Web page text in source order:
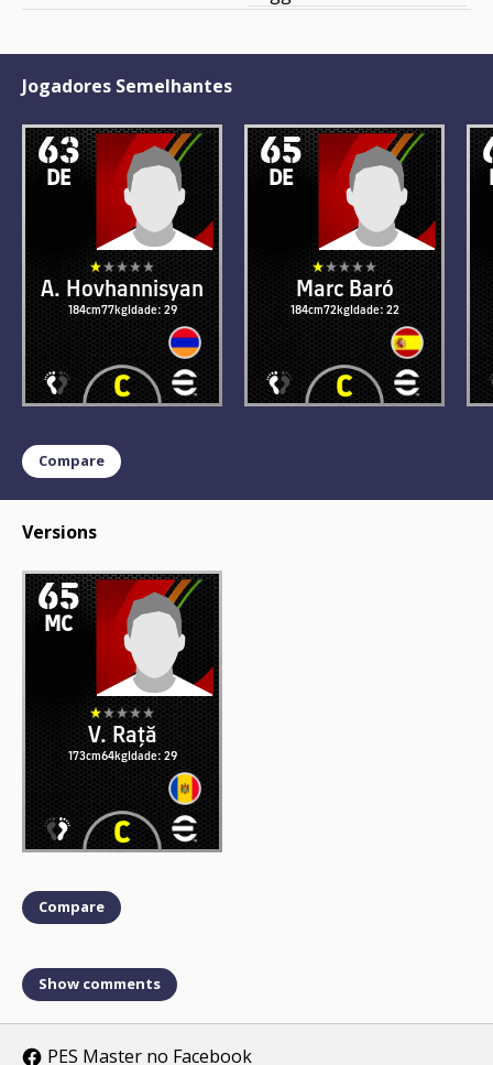
Jogadores Semelhantes
63
DE
A. Hovhannisyan
184cm77kgIdade: 29
65
DE
Marc Baró
184cm72kgIdade: 22
Compare
Versions
65
MC
V. Rață
173cm64kgIdade: 29
Compare
Show comments
PES Master no Facebook